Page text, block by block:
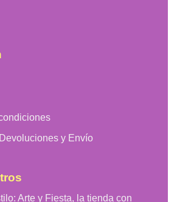
y Envío
Arte y Fiesta, la tienda con